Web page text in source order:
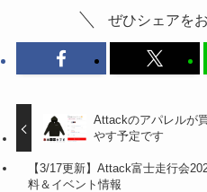
ぜひシェアを
Attackのアパレルが
やす予定です
【3/17更新】Attack富士走行会
料＆イベント情報